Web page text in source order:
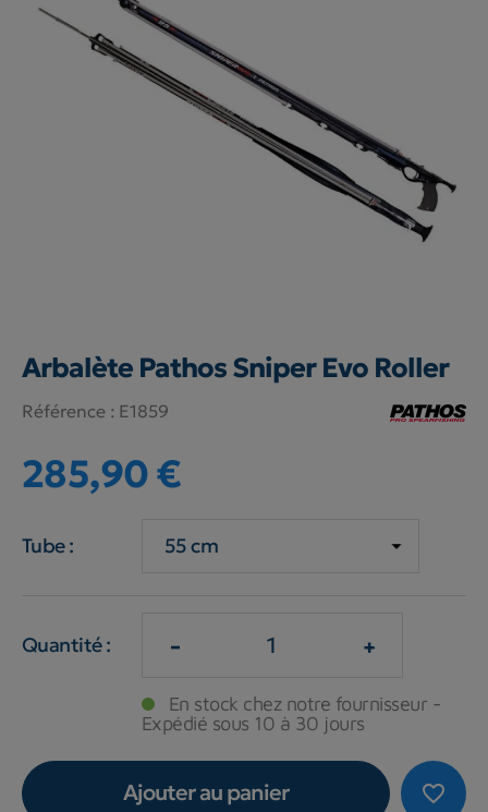
Arbalète Pathos Sniper Evo Roller
Référence : E1859
285,90 €
Tube :
Quantité : - +
En stock chez notre fournisseur -
Expédié sous 10 à 30 jours
favorite_border
Ajouter au panier